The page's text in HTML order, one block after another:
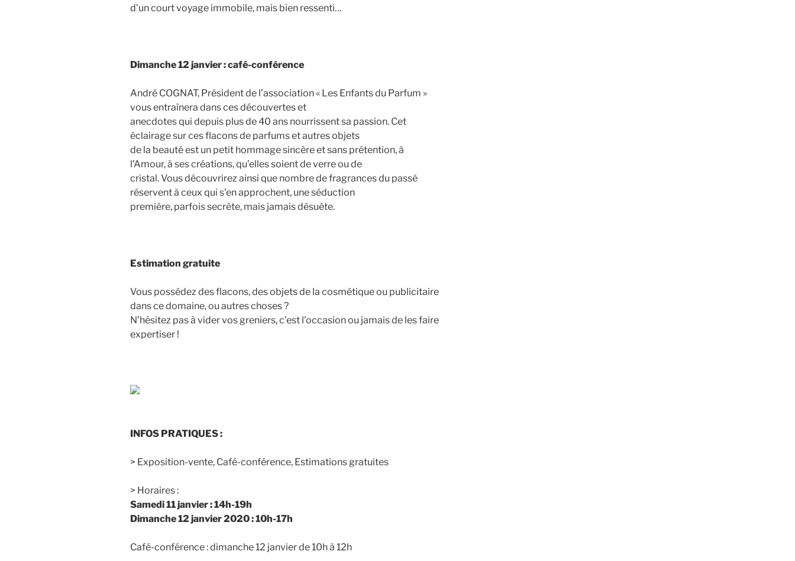
d’un court voyage immobile, mais bien ressenti…
Dimanche 12 janvier : café-conférence
André COGNAT, Président de l’association « Les Enfants du Parfum »
vous entraînera dans ces découvertes et
anecdotes qui depuis plus de 40 ans nourrissent sa passion. Cet
éclairage sur ces flacons de parfums et autres objets
de la beauté est un petit hommage sincère et sans prétention, à
l’Amour, à ses créations, qu’elles soient de verre ou de
cristal. Vous découvrirez ainsi que nombre de fragrances du passé
réservent à ceux qui s’en approchent, une séduction
première, parfois secrète, mais jamais désuète.
Estimation gratuite
Vous possédez des flacons, des objets de la cosmétique ou publicitaire
dans ce domaine, ou autres choses ?
N’hésitez pas à vider vos greniers, c’est l’occasion ou jamais de les faire
expertiser !
INFOS PRATIQUES :
> Exposition-vente, Café-conférence, Estimations gratuites
> Horaires :
Samedi 11 janvier : 14h-19h
Dimanche 12 janvier 2020 : 10h-17h
Café-conférence : dimanche 12 janvier de 10h à 12h